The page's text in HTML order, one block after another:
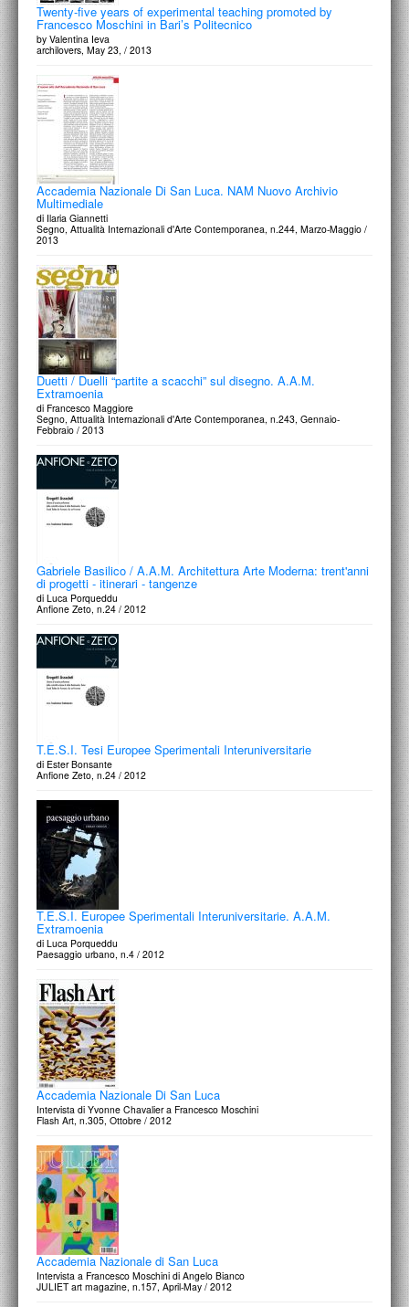
Twenty-five years of experimental teaching promoted by
Francesco Moschini in Bari’s Politecnico
by Valentina Ieva
archilovers, May 23, / 2013
Accademia Nazionale Di San Luca. NAM Nuovo Archivio
Multimediale
di Ilaria Giannetti
Segno, Attualità Internazionali d'Arte Contemporanea, n.244, Marzo-Maggio /
2013
Duetti / Duelli “partite a scacchi” sul disegno. A.A.M.
Extramoenia
di Francesco Maggiore
Segno, Attualità Internazionali d'Arte Contemporanea, n.243, Gennaio-
Febbraio / 2013
Gabriele Basilico / A.A.M. Architettura Arte Moderna: trent'anni
di progetti - itinerari - tangenze
di Luca Porqueddu
Anfione Zeto, n.24 / 2012
T.E.S.I. Tesi Europee Sperimentali Interuniversitarie
di Ester Bonsante
Anfione Zeto, n.24 / 2012
T.E.S.I. Europee Sperimentali Interuniversitarie. A.A.M.
Extramoenia
di Luca Porqueddu
Paesaggio urbano, n.4 / 2012
Accademia Nazionale Di San Luca
Intervista di Yvonne Chavalier a Francesco Moschini
Flash Art, n.305, Ottobre / 2012
Accademia Nazionale di San Luca
Intervista a Francesco Moschini di Angelo Bianco
JULIET art magazine, n.157, April-May / 2012